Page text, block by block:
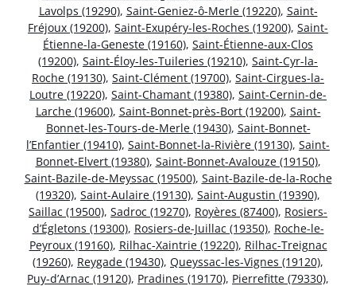
Lavolps (19290), Saint-Geniez-ô-Merle (19220), Saint-
Fréjoux (19200), Saint-Exupéry-les-Roches (19200), Saint-
Étienne-la-Geneste (19160), Saint-Étienne-aux-Clos
(19200), Saint-Éloy-les-Tuileries (19210), Saint-Cyr-la-
Roche (19130), Saint-Clément (19700), Saint-Cirgues-la-
Loutre (19220), Saint-Chamant (19380), Saint-Cernin-de-
Larche (19600), Saint-Bonnet-près-Bort (19200), Saint-
Bonnet-les-Tours-de-Merle (19430), Saint-Bonnet-
l’Enfantier (19410), Saint-Bonnet-la-Rivière (19130), Saint-
Bonnet-Elvert (19380), Saint-Bonnet-Avalouze (19150),
Saint-Bazile-de-Meyssac (19500), Saint-Bazile-de-la-Roche
(19320), Saint-Aulaire (19130), Saint-Augustin (19390),
Saillac (19500), Sadroc (19270), Royères (87400), Rosiers-
d’Égletons (19300), Rosiers-de-Juillac (19350), Roche-le-
Peyroux (19160), Rilhac-Xaintrie (19220), Rilhac-Treignac
(19260), Reygade (19430), Queyssac-les-Vignes (19120),
Puy-d’Arnac (19120), Pradines (19170), Pierrefitte (79330),